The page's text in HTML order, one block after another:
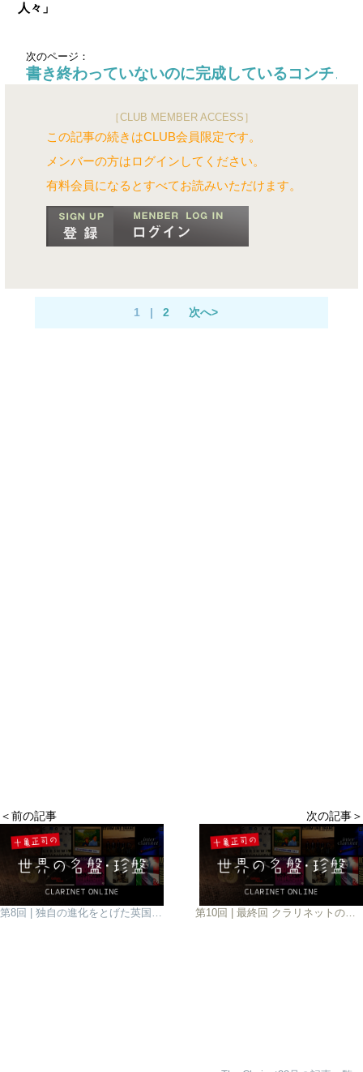
人々」
次のページ：
書き終わっていないのに完成しているコンチェ
［CLUB MEMBER ACCESS］
この記事の続きはCLUB会員限定です。
メンバーの方はログインしてください。
有料会員になるとすべてお読みいただけます。
1| 2 次へ>
＜前の記事
第8回 | 独自の進化をとげた英国流クラリネットの名盤＋１の巻 十亀正司の世界の名盤・珍盤
次の記事＞
第10回 | 最終回 クラリネットの恩人たちへ捧ぐ 十亀正司の世界の名盤・珍盤